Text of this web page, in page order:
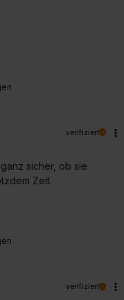
verifiziert
sicher, ob sie
Zeit.
verifiziert